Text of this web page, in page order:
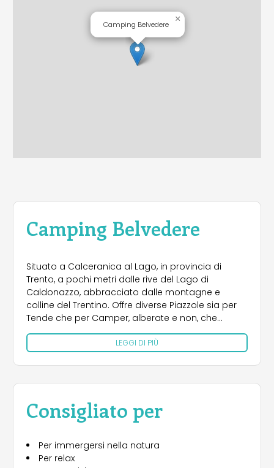
Camping Belvedere
Situato a Calceranica al Lago, in provincia di
Trento, a pochi metri dalle rive del Lago di
Caldonazzo, abbracciato dalle montagne e
colline del Trentino. Offre diverse Piazzole sia per
Tende che per Camper, alberate e non, che
variano da 65 mq a 110 mq oltre che essere
dotato di 3 tipologie di Case Mobili con camere
da letto, soggiorno, angolo cottura, bagno
privato, ampia terrazza e posto auto insieme a
tutti i comfort annessi come aria condizionata, tv,
all’interno di essa ma solo in alcune aree della
struttura. Tutte le Case Mobili vengono sanificate
attività si possono svolgere sulle rive del Lago
come prendere il sole sulla spiaggia libera a
LEGGI DI PIÙ
Consigliato per
Per immergersi nella natura
Per relax
Camping Belvedere
×